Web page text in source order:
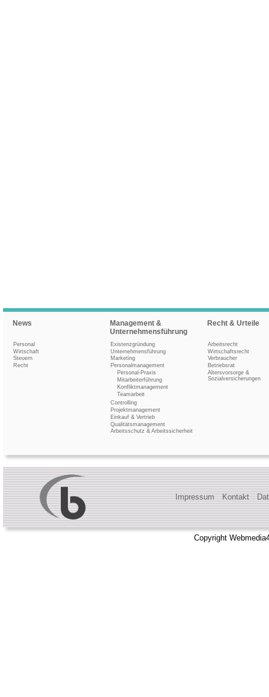
News
Personal
Wirtschaft
Steuern
Recht
Management &
Unternehmensführung
Existenzgründung
Unternehmensführung
Marketing
Personalmanagement
Personal-Praxis
Mitarbeiterführung
Konfliktmanagement
Teamarbeit
Controlling
Projektmanagement
Einkauf & Vertrieb
Qualitätsmanagement
Arbeitsschutz & Arbeitssicherheit
Recht & Urteile
Arbeitsrecht
Wirtschaftsrecht
Verbraucher
Betriebsrat
Altersvorsorge &
Sozialversicherungen
Impressum Kontakt
Copyright